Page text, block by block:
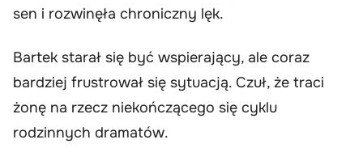
sen i rozwinęła chroniczny lęk.
Bartek starał się być wspierający, ale coraz
bardziej frustrował się sytuacją. Czuł, że traci
żonę na rzecz niekończącego się cyklu
rodzinnych dramatów.